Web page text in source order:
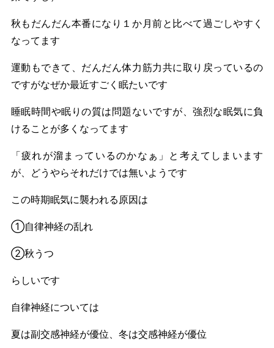
秋もだんだん本番になり１か月前と比べて過ごしやすく
なってます
運動もできて、だんだん体力筋力共に取り戻っているの
ですがなぜか最近すごく眠たいです
睡眠時間や眠りの質は問題ないですが、強烈な眠気に負
けることが多くなってます
「疲れが溜まっているのかなぁ」と考えてしまいます
が、どうやらそれだけでは無いようです
この時期眠気に襲われる原因は
①自律神経の乱れ
②秋うつ
らしいです
自律神経については
夏は副交感神経が優位、冬は交感神経が優位